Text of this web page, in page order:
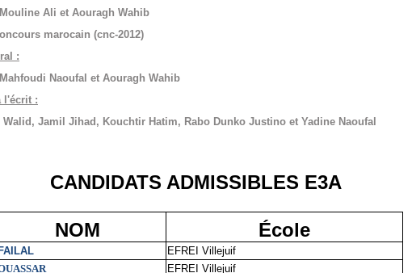
Ali et Aouragh Wahib
marocain (cnc-2012)
:
Naoufal et Aouragh Wahib
l'écrit :
Jamil Jihad, Kouchtir Hatim, Rabo Dunko Justino et Yadine Naoufal
CANDIDATS ADMISSIBLES E3A
NOM École
EFREI Villejuif
EFREI Villejuif